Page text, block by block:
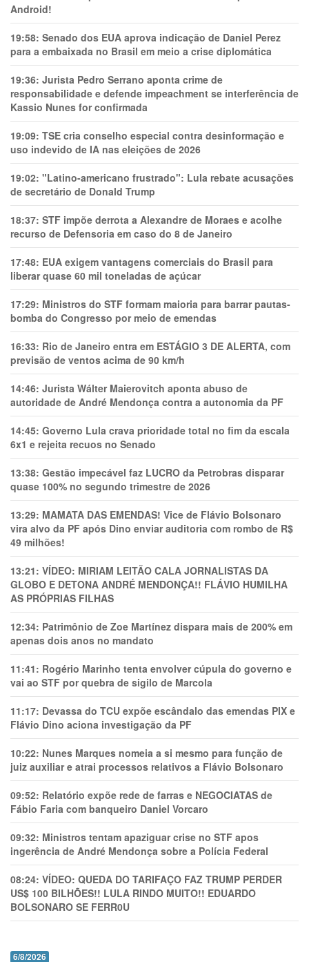
Android!
19:58: Senado dos EUA aprova indicação de Daniel Perez
para a embaixada no Brasil em meio a crise diplomática
19:36: Jurista Pedro Serrano aponta crime de
responsabilidade e defende impeachment se interferência de
Kassio Nunes for confirmada
19:09: TSE cria conselho especial contra desinformação e
uso indevido de IA nas eleições de 2026
19:02: "Latino-americano frustrado": Lula rebate acusações
de secretário de Donald Trump
18:37: STF impõe derrota a Alexandre de Moraes e acolhe
recurso de Defensoria em caso do 8 de Janeiro
17:48: EUA exigem vantagens comerciais do Brasil para
liberar quase 60 mil toneladas de açúcar
17:29: Ministros do STF formam maioria para barrar pautas-
bomba do Congresso por meio de emendas
16:33: Rio de Janeiro entra em ESTÁGIO 3 DE ALERTA, com
previsão de ventos acima de 90 km/h
14:46: Jurista Wálter Maierovitch aponta abuso de
autoridade de André Mendonça contra a autonomia da PF
14:45: Governo Lula crava prioridade total no fim da escala
6x1 e rejeita recuos no Senado
13:38: Gestão impecável faz LUCRO da Petrobras disparar
quase 100% no segundo trimestre de 2026
13:29: MAMATA DAS EMENDAS! Vice de Flávio Bolsonaro
vira alvo da PF após Dino enviar auditoria com rombo de R$
49 milhões!
13:21: VÍDEO: MIRIAM LEITÃO CALA JORNALISTAS DA
GLOBO E DETONA ANDRÉ MENDONÇA!! FLÁVIO HUMILHA
AS PRÓPRIAS FILHAS
12:34: Patrimônio de Zoe Martínez dispara mais de 200% em
apenas dois anos no mandato
11:41: Rogério Marinho tenta envolver cúpula do governo e
vai ao STF por quebra de sigilo de Marcola
11:17: Devassa do TCU expõe escândalo das emendas PIX e
Flávio Dino aciona investigação da PF
10:22: Nunes Marques nomeia a si mesmo para função de
juiz auxiliar e atrai processos relativos a Flávio Bolsonaro
09:52: Relatório expõe rede de farras e NEGOCIATAS de
Fábio Faria com banqueiro Daniel Vorcaro
09:32: Ministros tentam apaziguar crise no STF apos
ingerência de André Mendonça sobre a Polícia Federal
08:24: VÍDEO: QUEDA DO TARIFAÇO FAZ TRUMP PERDER
US$ 100 BILHÕES!! LULA RINDO MUITO!! EDUARDO
BOLSONARO SE FERR0U
6/8/2026